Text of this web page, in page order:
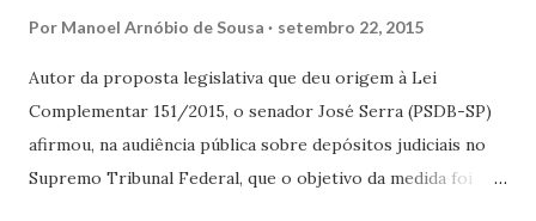
Por Manoel Arnóbio de Sousa setembro 22, 2015
Autor da proposta legislativa que deu origem à Lei
Complementar 151/2015, o senador José Serra (PSDB-SP)
afirmou, na audiência pública sobre depósitos judiciais no
Supremo Tribunal Federal, que o objetivo da medida foi